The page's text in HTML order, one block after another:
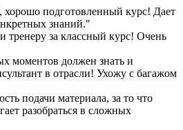
подготовленный курс! Дает
знаний."
тренеру за классный курс! Очень
моментов должен знать и
в отрасли! Ухожу с багажом
подачи материала, за то что
разобраться в сложных